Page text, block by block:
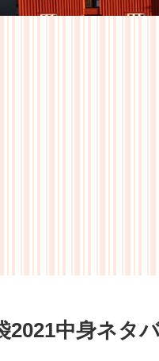
2021中身ネタ